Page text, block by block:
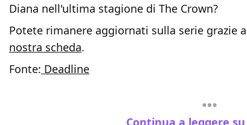
Diana nell'ultima stagione di The Crown?
Potete rimanere aggiornati sulla serie grazie
nostra scheda.
Fonte: Deadline
Continua a leggere su